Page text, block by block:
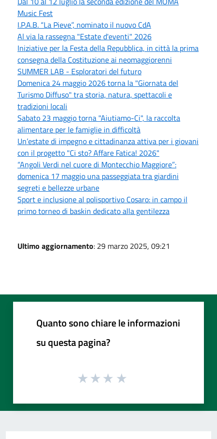
Music Fest
I.P.A.B. “La Pieve”, nominato il nuovo CdA
Al via la rassegna "Estate d'eventi" 2026
Iniziative per la Festa della Repubblica, in città la prima
consegna della Costituzione ai neomaggiorenni
SUMMER LAB - Esploratori del futuro
Domenica 24 maggio 2026 torna la "Giornata del
Turismo Diffuso" tra storia, natura, spettacoli e
tradizioni locali
Sabato 23 maggio torna "Aiutiamo-Ci", la raccolta
alimentare per le famiglie in difficoltà
Un’estate di impegno e cittadinanza attiva per i giovani
con il progetto "Ci sto? Affare Fatica! 2026"
“Angoli Verdi nel cuore di Montecchio Maggiore”:
domenica 17 maggio una passeggiata tra giardini
segreti e bellezze urbane
Sport e inclusione al polisportivo Cosaro: in campo il
primo torneo di baskin dedicato alla gentilezza
Ultimo aggiornamento: 29 marzo 2025, 09:21
Quanto sono chiare le informazioni
su questa pagina?